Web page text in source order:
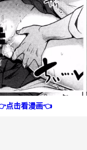
点击看漫画👈